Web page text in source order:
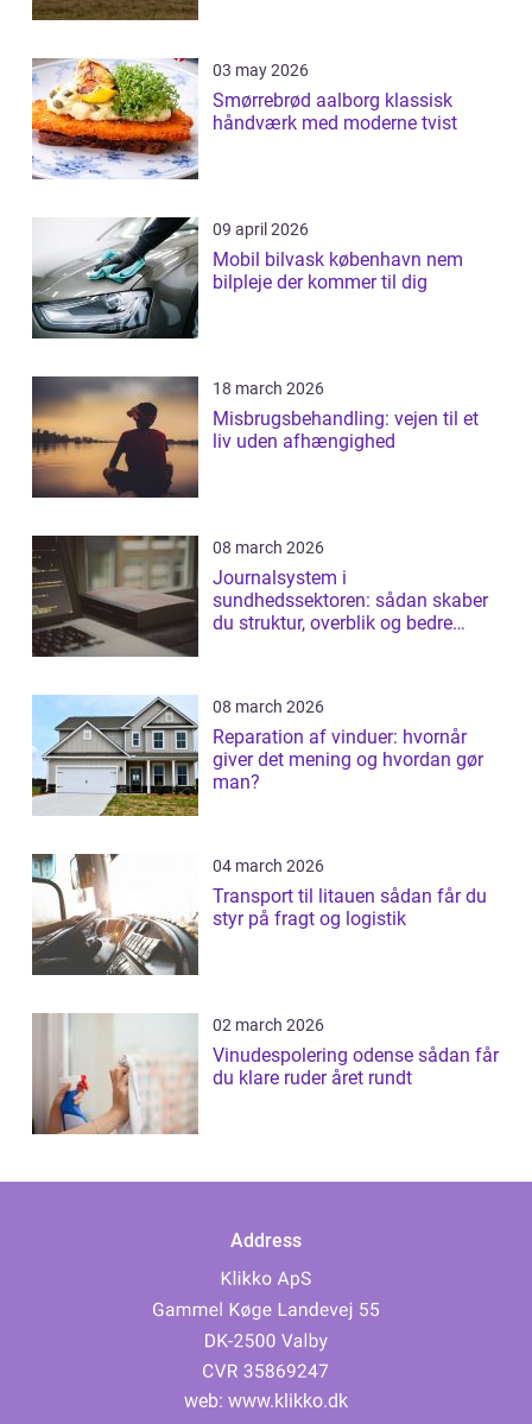
03 may 2026
Smørrebrød aalborg klassisk
håndværk med moderne tvist
09 april 2026
Mobil bilvask københavn nem
bilpleje der kommer til dig
18 march 2026
Misbrugsbehandling: vejen til et
liv uden afhængighed
08 march 2026
Journalsystem i
sundhedssektoren: sådan skaber
du struktur, overblik og bedre
08 march 2026
Reparation af vinduer: hvornår
giver det mening og hvordan gør
man?
04 march 2026
Transport til litauen sådan får du
styr på fragt og logistik
02 march 2026
Vinudespolering odense sådan får
du klare ruder året rundt
Address
web: www.klikko.dk